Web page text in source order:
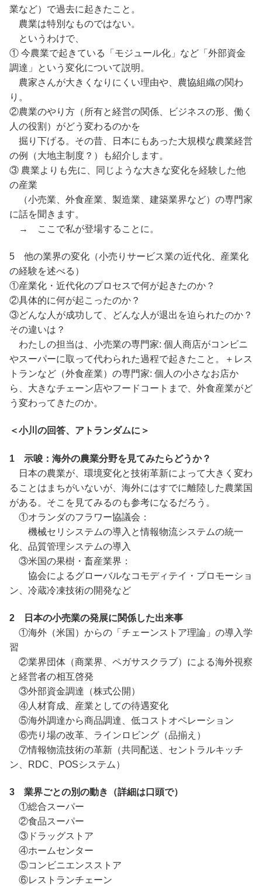
業など）で過去に起きたこと。
農業は特別なものではない。
というわけで、
① 今農業で起きている「モジュール化」など「外部資金
調達」という変化について説明。
農家さんが大きくなりにくい理由や、農協組織の関わ
り。
②農業のやり方（所有と経営の関係、ビジネスの形、働く
人の役割）がどう変わるのかを
掘り下げる。その昔、日本にもあった大規模な農業経営
の例（大地主制度？）も紹介します。
③ 農業よりも先に、同じような大きな変化を経験した他
の産業
（小売業、外食産業、製造業、建築業界など）の専門家
に話を聞きます。
→ ここで私が登場することに。
5 他の業界の変化（小売りサービス業の近代化、産業化
の経験を述べる）
①産業化・近代化のプロセスで何が起きたのか？
②具体的に何が起こったのか？
③どんな人が成功して、どんな人が退出を迫られたのか？
その違いは？
わたしの担当は、小売業の専門家: 個人商店がコンビニ
やスーパーに取って代わられた過程で起きたこと。＋レス
トランなど（外食産業）の専門家: 個人の小さなお店か
ら、大きなチェーン店やフードコートまで、外食産業がど
う変わってきたのか。
＜小川の回答、アトランダムに＞
1 示唆：海外の農業分野を見てみたらどうか？
日本の農業が、環境変化と技術革新によって大きく変わ
ることはまちがいないが、海外にはすでに離陸した農業国
がある。そこを見てみるのも参考になるだろう。
①オランダのフラワー協議会：
機械セリシステムの導入と情報物流システムの統一
化、品質管理システムの導入
③米国の果樹・畜産業界：
協会によるグローバルなコモディテイ・プロモーショ
ン、冷蔵冷凍技術の開発など
2 日本の小売業の発展に関係した出来事
①海外（米国）からの「チェーンストア理論」の導入学
習
②業界団体（商業界、ペガサスクラブ）による海外視察
と経営者の相互啓発
③外部資金調達（株式公開）
④人材育成、産業としての待遇変化
⑤海外調達から商品調達、低コストオペレーション
⑥売り場の改革、ラインロビング（品揃え）
⑦情報物流技術の革新（共同配送、セントラルキッチ
ン、RDC、POSシステム）
3 業界ごとの別の動き（詳細は口頭で）
①総合スーパー
②食品スーパー
③ドラッグストア
④ホームセンター
⑤コンビニエンスストア
⑥レストランチェーン